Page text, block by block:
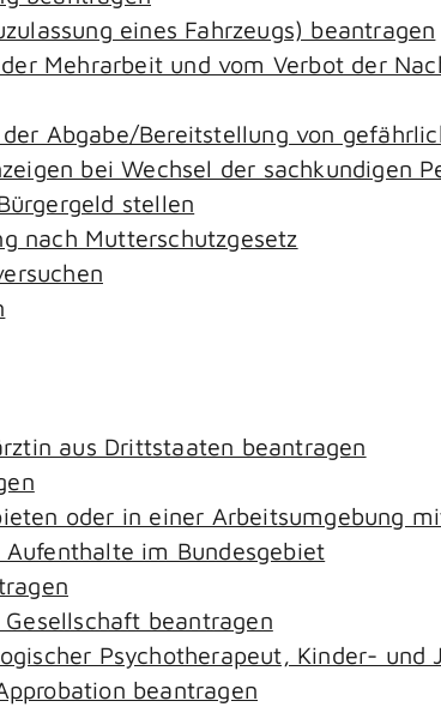
eines Fahrzeugs) beantragen
Mehrarbeit und vom Verbot der
Abgabe/Bereitstellung von
bei Wechsel der sachkundigen
stellen
nach Mutterschutzgesetz
aus Drittstaaten beantragen
oder in einer Arbeitsumgebung
im Bundesgebiet
beantragen
Psychotherapeut, Kinder-
beantragen